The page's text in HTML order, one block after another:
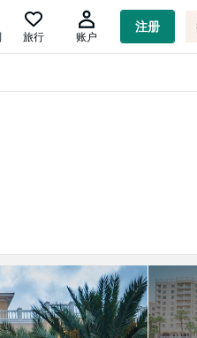
旅行 账户
注册